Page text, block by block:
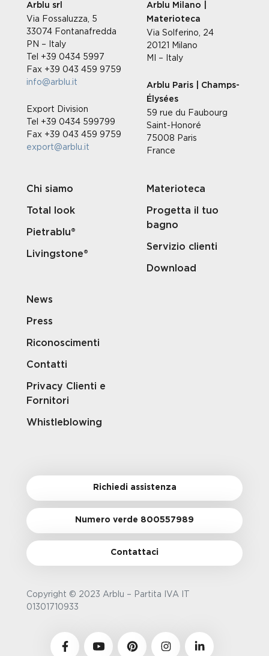
Arblu srl
Via Fossaluzza, 5
33074 Fontanafredda
PN – Italy
Tel +39 0434 5997
Fax +39 043 459 9759
info@arblu.it
Export Division
Tel +39 0434 599799
Fax +39 043 459 9759
export@arblu.it
Arblu Milano |
Materioteca
Via Solferino, 24
20121 Milano
MI – Italy
Arblu Paris | Champs-
Élysées
59 rue du Faubourg
Saint-Honoré
75008 Paris
France
Chi siamo
Total look
Pietrablu®
Livingstone®
Materioteca
Progetta il tuo
bagno
Servizio clienti
Download
News
Press
Riconoscimenti
Contatti
Privacy Clienti e
Fornitori
Whistleblowing
Richiedi assistenza
Numero verde 800557989
Contattaci
Copyright © 2023 Arblu – Partita IVA IT
01301710933